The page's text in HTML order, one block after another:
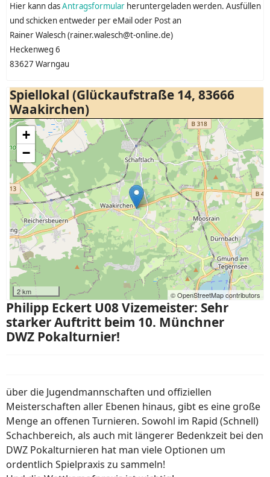
Hier kann dasAntragsformular heruntergeladen werden. Ausfüllen
und schicken entweder per eMail oder Post an
Rainer Walesch (rainer.walesch@t-online.de)
Heckenweg 6
83627 Warngau
Spiellokal (Glückaufstraße 14, 83666
Waakirchen)
+
−
2 km © OpenStreetMap contributors
Philipp Eckert U08 Vizemeister: Sehr
starker Auftritt beim 10. Münchner
DWZ Pokalturnier!
über die Jugendmannschaften und offiziellen
Meisterschaften aller Ebenen hinaus, gibt es eine große
Menge an offenen Turnieren. Sowohl im Rapid (Schnell)
Schachbereich, als auch mit längerer Bedenkzeit bei den
DWZ Pokalturnieren hat man viele Optionen um
ordentlich Spielpraxis zu sammeln!